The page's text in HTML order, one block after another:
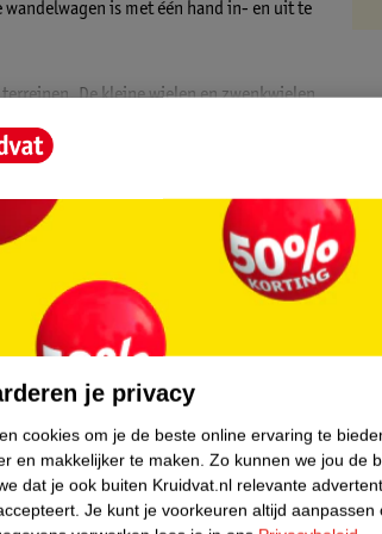
is met één hand in- en uit te
De kleine wielen en zwenkwielen
ben je er zeker van dat de wagen goed
de kleine boodschap of tassen
De rugleuning van de Vivo kan volledig
voetensteun kan daarbij ook nog eens in
kijkvenster zit je kindje veilig in ieder
gemakkelijk inklappen met één
vlekje in de bekleding gekomen?
te maken.
je privacy
cookies om je de beste online ervaring te
en makkelijker te maken. Zo kunnen we jou de
dat je ook buiten Kruidvat.nl relevante
Je kunt je voorkeuren altijd aanpassen